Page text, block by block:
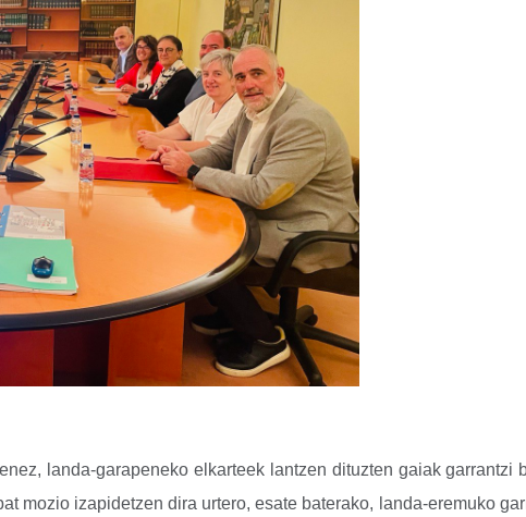
landa-garapeneko elkarteek lantzen dituzten gaiak garrantzi
mozio izapidetzen dira urtero, esate baterako, landa-eremuko